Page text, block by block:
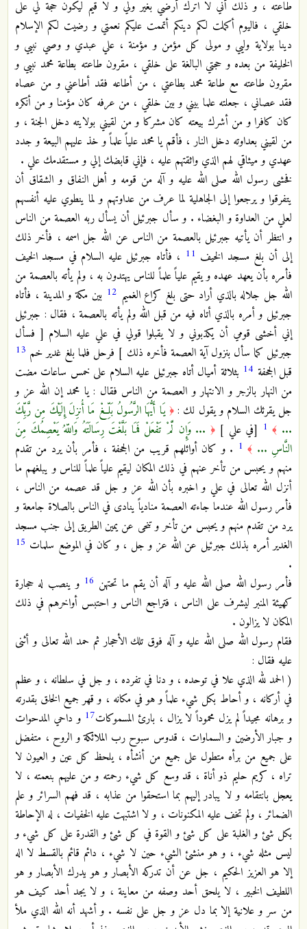
طاعته ، و ذلك أني لا اترك أرضي بغير ولي و لا قيم ليكون حجة لي على
خلقي ، فاليوم أكملت لكم دينكم أتممت عليكم نعمتي و رضيت لكم الإسلام
دينا بولاية وليي و مولى كل مؤمن و مؤمنة ، علي عبدي و وصي نبيي و
الخليفة من بعده و حجتي البالغة على خلقي ، مقرون طاعته بطاعة محمد نبيي و
مقرون طاعته مع طاعة محمد بطاعتي ، من أطاعه فقد أطاعني و من عصاه
فقد عصاني ، جعلته علما بيني و بين خلقي ، من عرفه كان مؤمنا و من أنكره
كان كافرا و من أشرك بيعته كان مشركا و من لقيني بولايته دخل الجنة ، و
من لقيني بعداوته دخل النار ، فأقم يا محمد علياً علماً و خذ عليهم البيعة و جدد
عهدي و ميثاقي لهم الذي واثقتهم عليه ، فإني قابضك إلي و مستقدمك علي .
فخشى رسول الله صلى الله عليه و آله من قومه و أهل النفاق و الشقاق أن
يتفرقوا و يرجعوا إلى الجاهلية لما عرف من عداوتهم و لما ينطوي عليه أنفسهم
لعلي من العداوة و البغضاء . و سأل جبرئيل أن يسأل ربه العصمة من الناس
و انتظر أن يأتيه جبرئيل بالعصمة من الناس عن الله جل اسمه ، فأخر ذلك
إلى أن بلغ مسجد الخيف 11 ، فأتاه جبرئيل عليه السلام في مسجد الخيف
فأمره بأن يعهد عهده و يقيم علياً علماً للناس يهتدون به ، ولم يأته بالعصمة من
الله جل جلاله بالذي أراد حتى بلغ كراع الغميم 12 بين مكة و المدينة ، فأتاه
جبرئيل و أمره بالذي أتاه فيه من قبل الله ولم يأته بالعصمة ، فقال : جبرئيل
إني أخشى قومي أن يكذبوني و لا يقبلوا قولي في علي عليه السلام [ فسأل
جبرئيل كما سأل بنزول آية العصمة فأخره ذلك ] فرحل فلما بلغ غدير خم 13
قبل الجحفة 14 بثلاثة أميال أتاه جبرئيل عليه السلام على خمس ساعات مضت
من النهار بالزجر و الانتهار و العصمة من الناس فقال : يا محمد إن الله عز و
جل يقرئك السلام و يقول لك :﴿ يَا أَيُّهَا الرَّسُولُ بَلِّغْ مَا أُنزِلَ إِلَيْكَ مِن رَّبِّكَ
... ﴾ 1 [في علي ]﴿ ... وَإِن لَّمْ تَفْعَلْ فَمَا بَلَّغْتَ رِسَالَتَهُ وَاللّهُ يَعْصِمُكَ مِنَ
النَّاسِ ... ﴾ 1 . و كان أوائلهم قريب من الجحفة ، فأمر بأن يرد من تقدم
منهم و يحبس من تأخر عنهم في ذلك المكان ليقيم علياً علماً للناس و يبلغهم ما
أنزل الله تعالى في علي و اخبره بأن الله عز و جل قد عصمه من الناس ،
فأمر رسول الله عندما جاءته العصمة منادياً ينادى في الناس بالصلاة جامعة و
يرد من تقدم منهم و يحبس من تأخر و تنحى عن يمين الطريق إلى جنب مسجد
الغدير أمره بذلك جبرئيل عن الله عز و جل ، و كان في الموضع سلمات 15
.
فأمر رسول الله صلى الله عليه و آله أن يقم ما تحتهن 16 و ينصب له حجارة
كهيئة المنبر ليشرف على الناس ، فتراجع الناس و احتبس أواخرهم في ذلك
المكان لا يزالون .
فقام رسول الله صلى الله عليه و آله فوق تلك الأحجار ثم حمد الله تعالى و أثنى
عليه فقال :
( الحمد لله الذي علا في توحده ، و دنا في تفرده ، و جل في سلطانه ، و عظم
في أركانه ، و أحاط بكل شيء علماً و هو في مكانه ، و قهر جميع الخلق بقدرته
و برهانه مجيداً لم يزل محموداً لا يزال ، بارئ المسموكات17 و داحي المدحوات
و جبار الأرضين و السماوات ، قدوس سبوح رب الملائكة و الروح ، متفضل
على جميع من برأه متطول على جميع من أنشأه ، يلحظ كل عين و العيون لا
تراه ، كريم حليم ذو أناة ، قد وسع كل شيء رحمته و من عليهم بنعمته ، لا
يعجل بانتقامه و لا يبادر إليهم بما استحقوا من عذابه ، قد فهم السرائر و علم
الضمائر ، ولم تخف عليه المكنونات ، و لا اشتبهت عليه الخفيات ، له الإحاطة
بكل شئ و الغلبة على كل شئ و القوة في كل شئ و القدرة على كل شيء و
ليس مثله شيء ، و هو منشئ الشيء حين لا شيء ، دائم قائم بالقسط لا اله
إلا هو العزيز الحكيم ، جل عن أن تدركه الأبصار و هو يدرك الأبصار و هو
اللطيف الخبير ، لا يلحق أحد وصفه من معاينة ، و لا يجد أحد كيف هو
من سر و علانية إلا بما دل عز و جل على نفسه . و أشهد أنه الله الذي ملأ